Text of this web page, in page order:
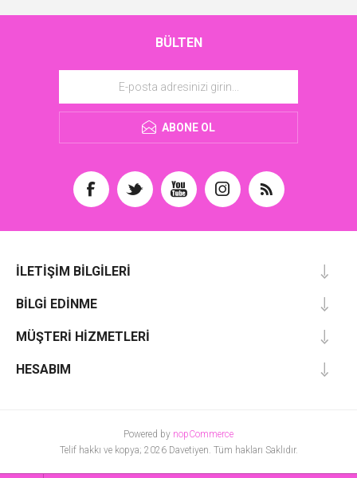
BÜLTEN
ABONE OL
İLETIŞIM BILGILERI
BILGI EDINME
MÜŞTERI HIZMETLERI
HESABIM
Powered by nopCommerce
Telif hakkı ve kopya; 2026 Davetiyen. Tüm hakları Saklıdır.